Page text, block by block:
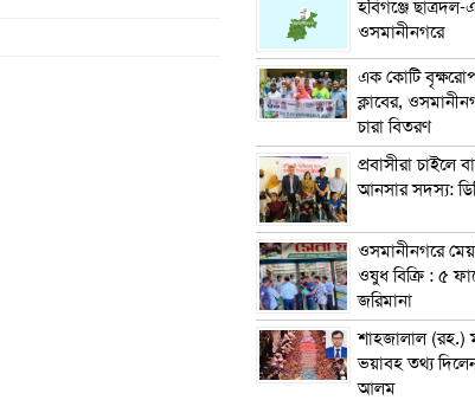
হবিগঞ্জে ছাত্রদল-
ওসমানীনগরে
এক কোটি
ক্লাবের,
চারা বিতরণ
প্রবাসীরা চাইলে
আনসার সদস্য:
ওসমানীনগরে
ওষুধ বিক্রি : ৫
জরিমানা
শাহজালাল (রহ.)
ভয়াবহ তথ্য
আলম